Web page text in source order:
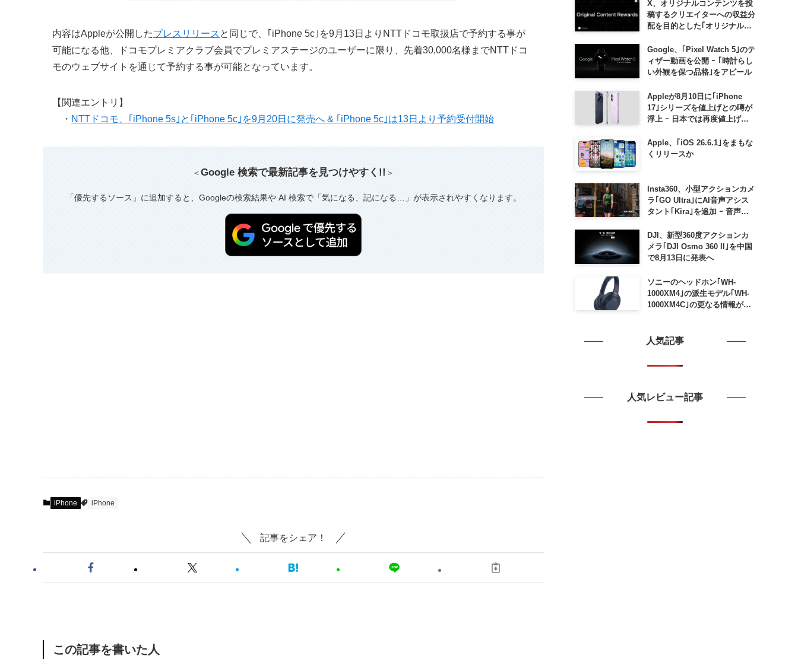
内容はAppleが公開したプレスリリース と同じで、｢iPhone 5c｣を9月13日よりNTTドコモ取扱店で予約する事が
可能になる他、ドコモプレミアクラブ会員でプレミアステージのユーザーに限り、先着30,000名様までNTTドコ
モのウェブサイトを通じて予約する事が可能となっています。
【関連エントリ】
・ NTTドコモ、｢iPhone 5s｣と｢iPhone 5c｣を9月20日に発売へ & ｢iPhone 5c｣は13日より予約受付開始
＜Google 検索で最新記事を見つけやすく!! ＞
「優先するソース」に追加すると、Googleの検索結果や AI 検索で「気になる、記になる…」が表示されやすくなります。
iPhone iPhone
記事をシェア！
この記事を書いた人
X、オリジナルコンテンツを投
稿するクリエイターへの収益分
配を目的とした｢オリジナルコ
入へ ｰ 従来の｢収益分配｣は廃
止
Google、｢Pixel Watch 5｣のテ
ィザー動画を公開 ｰ ｢時計らし
い外観を保つ品格｣をアピール
Appleが8月10日に｢iPhone
17｣シリーズを値上げとの噂が
浮上 ｰ 日本では再度値上げの
Apple、｢iOS 26.6.1｣をまもな
くリリースか
Insta360、小型アクションカメ
ラ｢GO Ultra｣にAI音声アシス
タント｢Kira｣を追加 ｰ 音声で
などが利用可能に
DJI、新型360度アクションカ
メラ｢DJI Osmo 360 II｣を中国
で8月13日に発表へ
ソニーのヘッドホン｢WH-
1000XM4｣の派生モデル｢WH-
1000XM4C｣の更なる情報が明
人気記事
人気レビュー記事